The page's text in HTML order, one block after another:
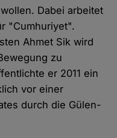
Dabei arbeitet
"Cumhuriyet".
Ahmet Sik wird
zu
er 2011 ein
vor einer
durch die Gülen-